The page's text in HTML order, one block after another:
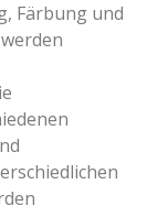
Färbung und